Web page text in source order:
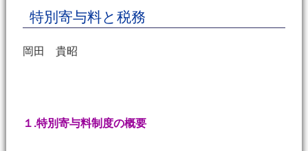
特別寄与料と税務
岡田 貴昭
１.特別寄与料制度の概要